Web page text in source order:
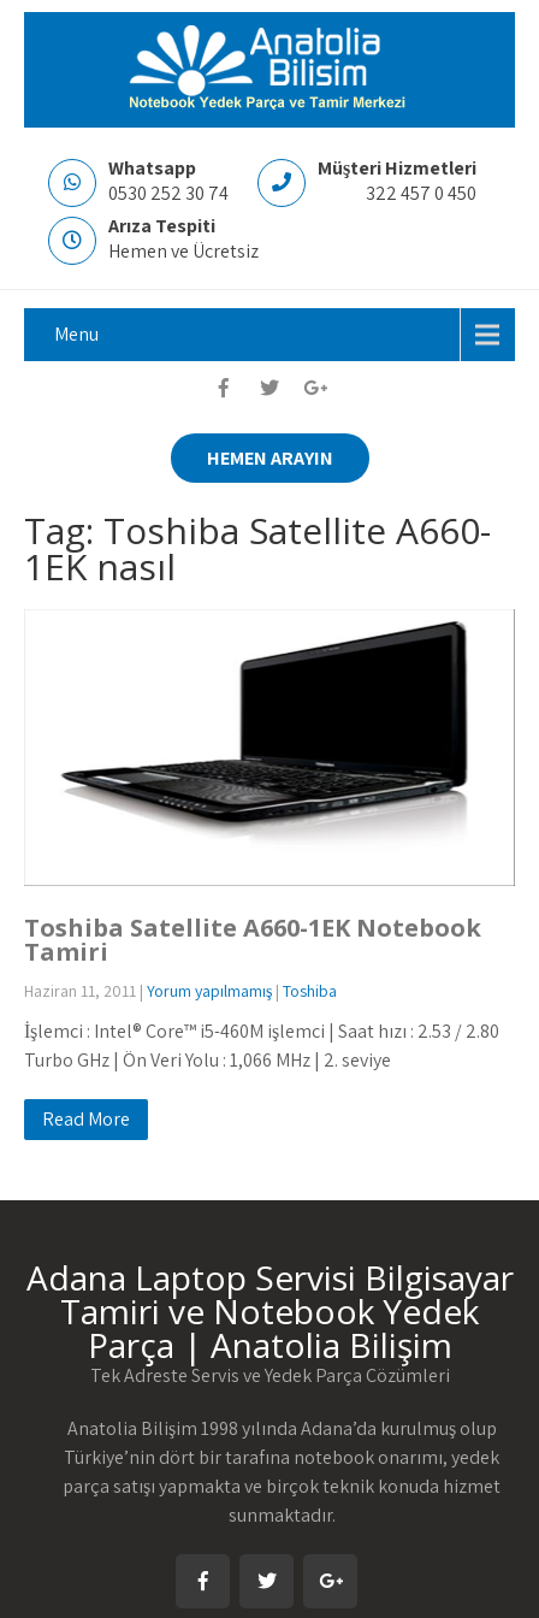
Whatsapp
0530 252 30 74
Müşteri Hizmetleri
322 457 0 450
Arıza Tespiti
Hemen ve Ücretsiz
Menu
HEMEN ARAYIN
Tag: Toshiba Satellite A660-
1EK nasıl
Toshiba Satellite A660-1EK Notebook
Tamiri
Haziran 11, 2011 | Yorum yapılmamış | Toshiba
İşlemci : Intel® Core™ i5-460M işlemci | Saat hızı : 2.53 / 2.80
Turbo GHz | Ön Veri Yolu : 1,066 MHz | 2. seviye
Read More
Adana Laptop Servisi Bilgisayar
Tamiri ve Notebook Yedek
Parça | Anatolia Bilişim
Tek Adreste Servis ve Yedek Parça Çözümleri
Anatolia Bilişim 1998 yılında Adana’da kurulmuş olup
Türkiye’nin dört bir tarafına notebook onarımı, yedek
parça satışı yapmakta ve birçok teknik konuda hizmet
sunmaktadır.